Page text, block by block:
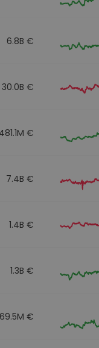
6.8B €
30.0B €
481.1M €
7.4B €
1.4B €
1.3B €
€